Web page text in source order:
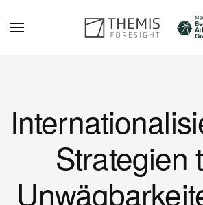
Zum Hauptinhalt springen
Strategien